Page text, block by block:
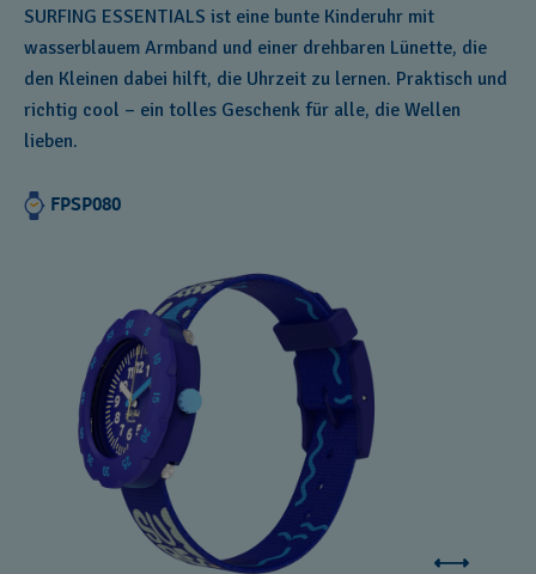
SURFING ESSENTIALS ist eine bunte Kinderuhr mit
wasserblauem Armband und einer drehbaren Lünette, die
den Kleinen dabei hilft, die Uhrzeit zu lernen. Praktisch und
richtig cool – ein tolles Geschenk für alle, die Wellen
lieben.
FPSP080